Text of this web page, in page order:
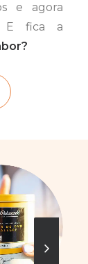
e agora
E fica a